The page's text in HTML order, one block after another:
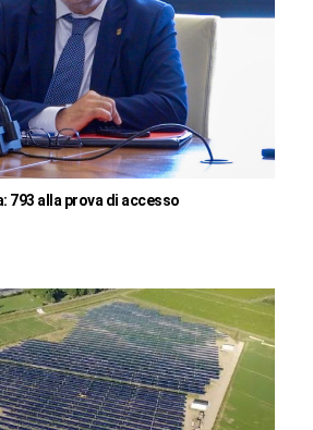
793 alla prova di accesso